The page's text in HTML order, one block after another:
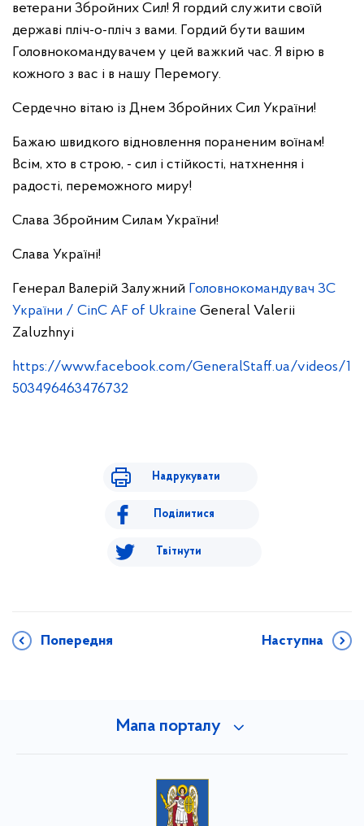
ветерани Збройних Сил! Я гордий служити своїй
державі пліч-о-пліч з вами. Гордий бути вашим
Головнокомандувачем у цей важкий час. Я вірю в
кожного з вас і в нашу Перемогу.
Сердечно вітаю із Днем Збройних Сил України!
Бажаю швидкого відновлення пораненим воїнам!
Всім, хто в строю, - сил і стійкості, натхнення і
радості, переможного миру!
Слава Збройним Силам України!
Слава Україні!
Генерал Валерій Залужний Головнокомандувач ЗС
України / CinC AF of Ukraine General Valerii
Zaluzhnyi
https://www.facebook.com/GeneralStaff.ua/videos/1
503496463476732
Надрукувати
Поділитися
Твітнути
Попередня Наступна
Мапа порталу